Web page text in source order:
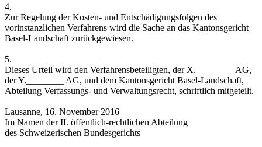
4.
Zur Regelung der Kosten- und Entschädigungsfolgen des
vorinstanzlichen Verfahrens wird die Sache an das Kantonsgericht
Basel-Landschaft zurückgewiesen.
5.
Dieses Urteil wird den Verfahrensbeteiligten, der X.________ AG,
der Y.________ AG, und dem Kantonsgericht Basel-Landschaft,
Abteilung Verfassungs- und Verwaltungsrecht, schriftlich mitgeteilt.
Lausanne, 16. November 2016
Im Namen der II. öffentlich-rechtlichen Abteilung
des Schweizerischen Bundesgerichts